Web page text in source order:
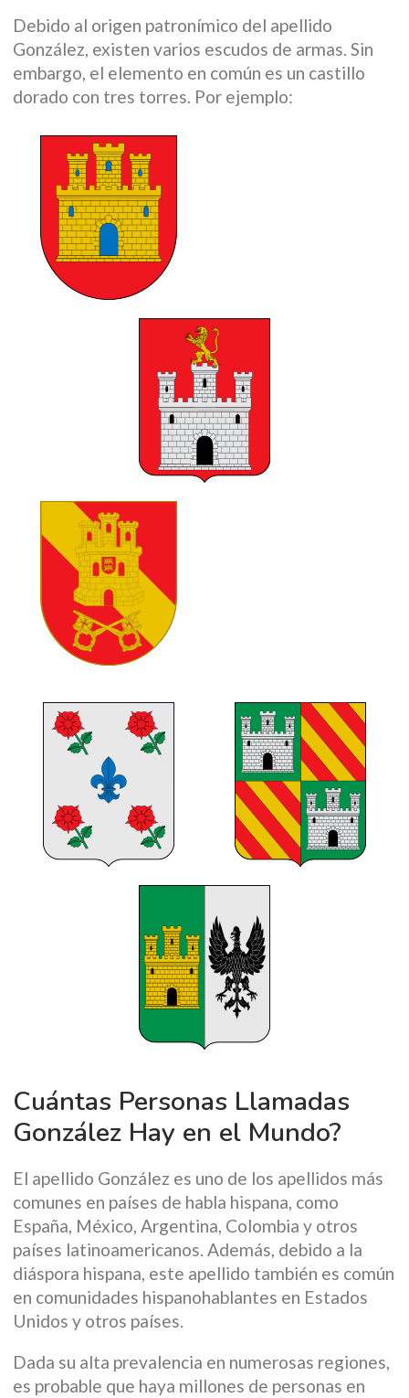
Debido al origen patronímico del apellido
González, existen varios escudos de armas. Sin
embargo, el elemento en común es un castillo
dorado con tres torres. Por ejemplo:
Cuántas Personas Llamadas
González Hay en el Mundo?
El apellido González es uno de los apellidos más
comunes en países de habla hispana, como
España, México, Argentina, Colombia y otros
países latinoamericanos. Además, debido a la
diáspora hispana, este apellido también es común
en comunidades hispanohablantes en Estados
Unidos y otros países.
Dada su alta prevalencia en numerosas regiones,
es probable que haya millones de personas en